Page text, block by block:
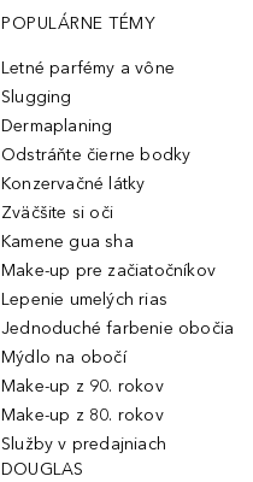
POPULÁRNE TÉMY
Letné parfémy a vône
Slugging
Dermaplaning
Odstráňte čierne bodky
Konzervačné látky
Zväčšite si oči
Kamene gua sha
Make-up pre začiatočníkov
Lepenie umelých rias
Jednoduché farbenie obočia
Mýdlo na obočí
Make-up z 90. rokov
Make-up z 80. rokov
Služby v predajniach
DOUGLAS